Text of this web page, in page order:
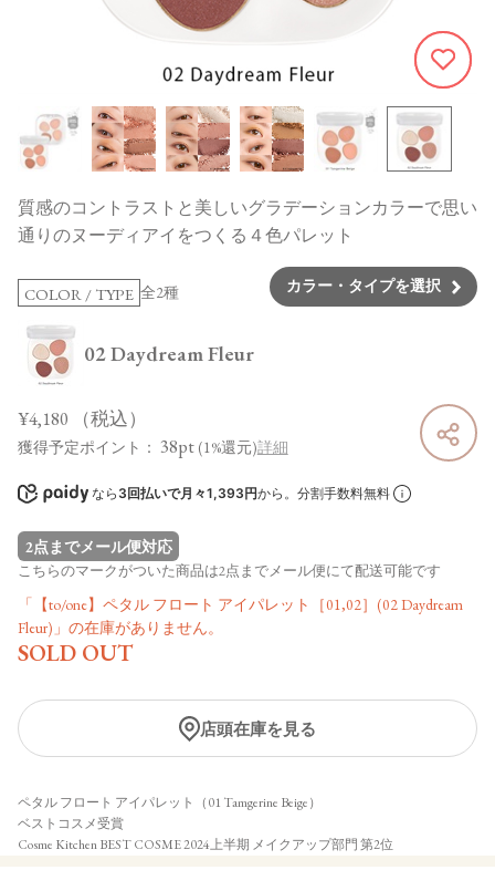
1706
質感のコントラストと美しいグラデーションカラーで思い
通りのヌーディアイをつくる４色パレット
COLOR / TYPE 全2種 カラー・タイプを選択
02 Daydream Fleur
¥4,180 （税込）
獲得予定ポイント： 38pt (1%還元)詳細
なら 3回払いで月々1,393円から。分割手数料無料
2点までメール便対応
こちらのマークがついた商品は2点までメール便にて配送可能です
「【to/one】ペタル フロート アイパレット［01,02］(02 Daydream
Fleur)」の在庫がありません。
SOLD OUT
店頭在庫を見る
ペタル フロート アイパレット（01 Tamgerine Beige）
ベストコスメ受賞
Cosme Kitchen BEST COSME 2024上半期 メイクアップ部門 第2位